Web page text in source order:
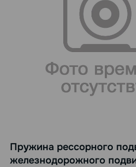
Пружина рессорного
железнодорожного